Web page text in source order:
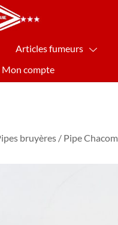
Nîmes
Articles fumeurs
Mon compte
bruyères / Pipe Chacom